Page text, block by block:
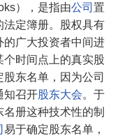
），是指由公司 置
法定簿册。股权具有
的广大投资者中间进
时间点上的真实股
股东名单，因为公司
知召开股东大会。于
册这种技术性的制
易于确定股东名单，